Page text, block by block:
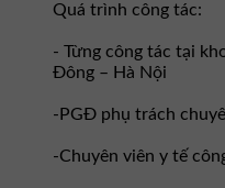
Quá trình công tác:
- Từng công tác tại
Đông – Hà Nội
-PGĐ phụ trách
-Chuyên viên y tế